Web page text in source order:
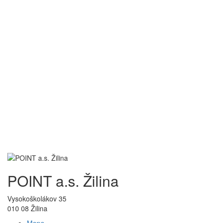
POINT a.s. Žilina
Vysokoškolákov 35
010 08 Žilina